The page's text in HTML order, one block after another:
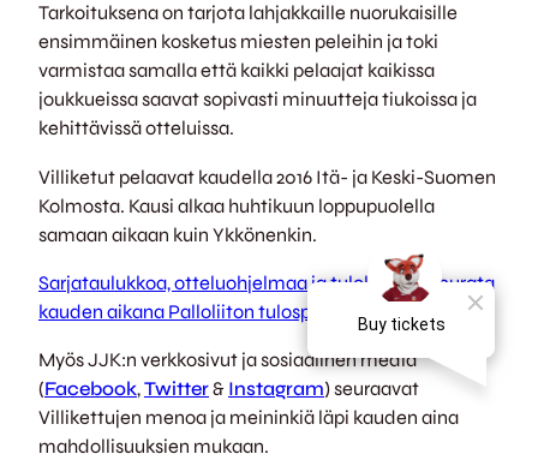
Tarkoituksena on tarjota lahjakkaille nuorukaisille
ensimmäinen kosketus miesten peleihin ja toki
varmistaa samalla että kaikki pelaajat kaikissa
joukkueissa saavat sopivasti minuutteja tiukoissa ja
kehittävissä otteluissa.
Villiketut pelaavat kaudella 2016 Itä- ja Keski-Suomen
Kolmosta. Kausi alkaa huhtikuun loppupuolella
samaan aikaan kuin Ykkönenkin.
Sarjataulukkoa, otteluohjelmaa ja tuloksia voi seurata
kauden aikana Palloliiton tulospalvelusta
täältä
Myös JJK:n verkkosivut ja sosiaalinen media
(Facebook,Twitter& Instagram) seuraavat
Villikettujen menoa ja meininkiä läpi kauden aina
mahdollisuuksien mukaan.